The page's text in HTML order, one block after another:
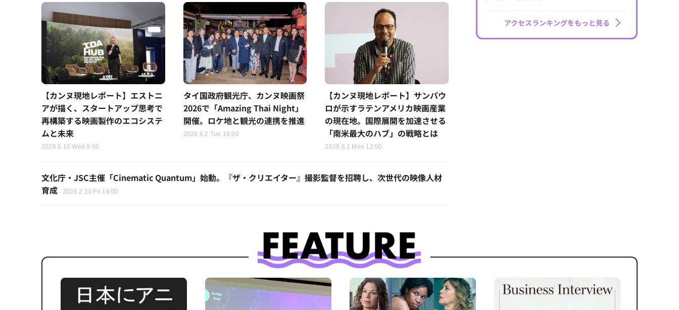
【カンヌ現地レポート】エストニ
アが描く、スタートアップ思考で
再構築する映画製作のエコシステ
ムと未来
2026.6.10 Wed 9:00
タイ国政府観光庁、カンヌ映画祭
2026で「Amazing Thai Night」
開催。ロケ地と観光の連携を推進
2026.6.2 Tue 18:00
【カンヌ現地レポート】サンパウ
ロが示すラテンアメリカ映画産業
の現在地。国際展開を加速させる
「南米最大のハブ」の戦略とは
2026.6.1 Mon 12:00
文化庁・JSC主催「Cinematic Quantum」始動。『ザ・クリエイター』撮影監督を招聘し、次世代の映像人材
育成
2026.2.13 Fri 18:00
アクセスランキングをもっと見る